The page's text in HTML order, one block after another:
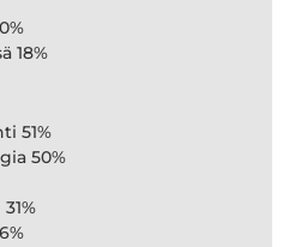
18%
51%
50%